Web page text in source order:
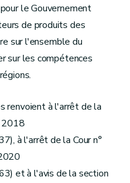
le Gouvernement
de produits des
sur l'ensemble du
sur les compétences
renvoient à l'arrêt de la
2018
à l'arrêt de la Cour n°
et à l'avis de la section